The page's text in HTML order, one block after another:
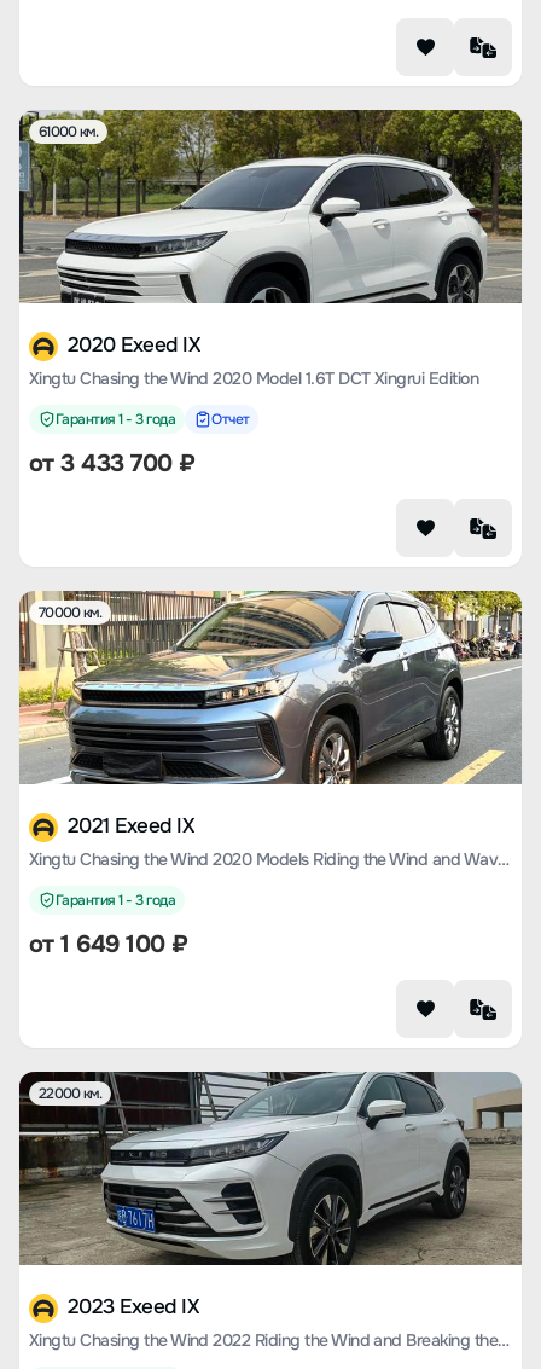
61000 км.
2020 Exeed IX
Xingtu Chasing the Wind 2020 Model 1.6T DCT Xingrui Edition
Гарантия 1 - 3 года Отчет
от3 433 700₽
70000 км.
2021 Exeed IX
Xingtu Chasing the Wind 2020 Models Riding the Wind and Waves Version 1.5T CVT Xingrui Version
Гарантия 1 - 3 года
от1 649 100₽
22000 км.
2023 Exeed IX
Xingtu Chasing the Wind 2022 Riding the Wind and Breaking the Waves Version 1.5T CVT Riding the Wind Version